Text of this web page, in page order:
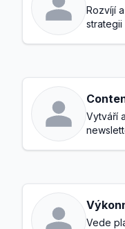
Rozvíjí
Vytváří
Vede